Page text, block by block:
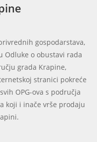
gospodarstava,
Odluke o obustavi rada
grada Krapine,
stranici pokreće
OPG-ova s područja
koji i inače vrše prodaju